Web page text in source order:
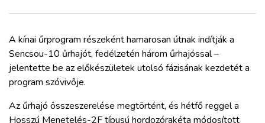
KÖZLEKEDÉSFEJLESZTÉS
ELLÁTÁSI LÁNC
ZÖLDÚT
HAJÓZÁS
A kínai űrprogram részeként hamarosan útnak indítják a
Sencsou-10 űrhajót, fedélzetén három űrhajóssal –
jelentette be az előkészületek utolsó fázisának kezdetét a
program szóvivője.
Az űrhajó összeszerelése megtörtént, és hétfő reggel a
Hosszú Menetelés-2F típusú hordozórakéta módosított